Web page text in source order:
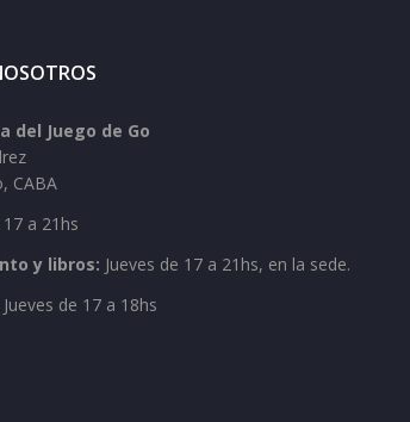
del Juego de Go
CABA
17 a 21hs
y libros: Jueves de 17 a 21hs, en la sede.
Jueves de 17 a 18hs